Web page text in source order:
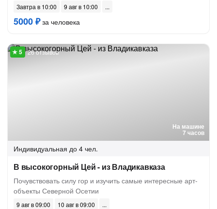
Завтра в 10:00 9 авг в 10:00
5000 ₽за человека
На машине
7 часов
26 отзывов
Индивидуальная до 4 чел.
В высокогорный Цей - из Владикавказа
Почувствовать силу гор и изучить самые интересные арт-
объекты Северной Осетии
9 авг в 09:00
10 авг в 09:00